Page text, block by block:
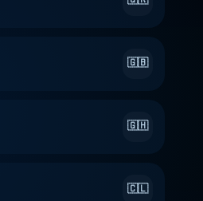
🇬🇧
🇬🇭
🇨🇱